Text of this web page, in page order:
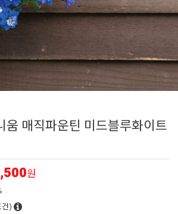
대국
움 매직파운틴 미드블루화이트
원
건)